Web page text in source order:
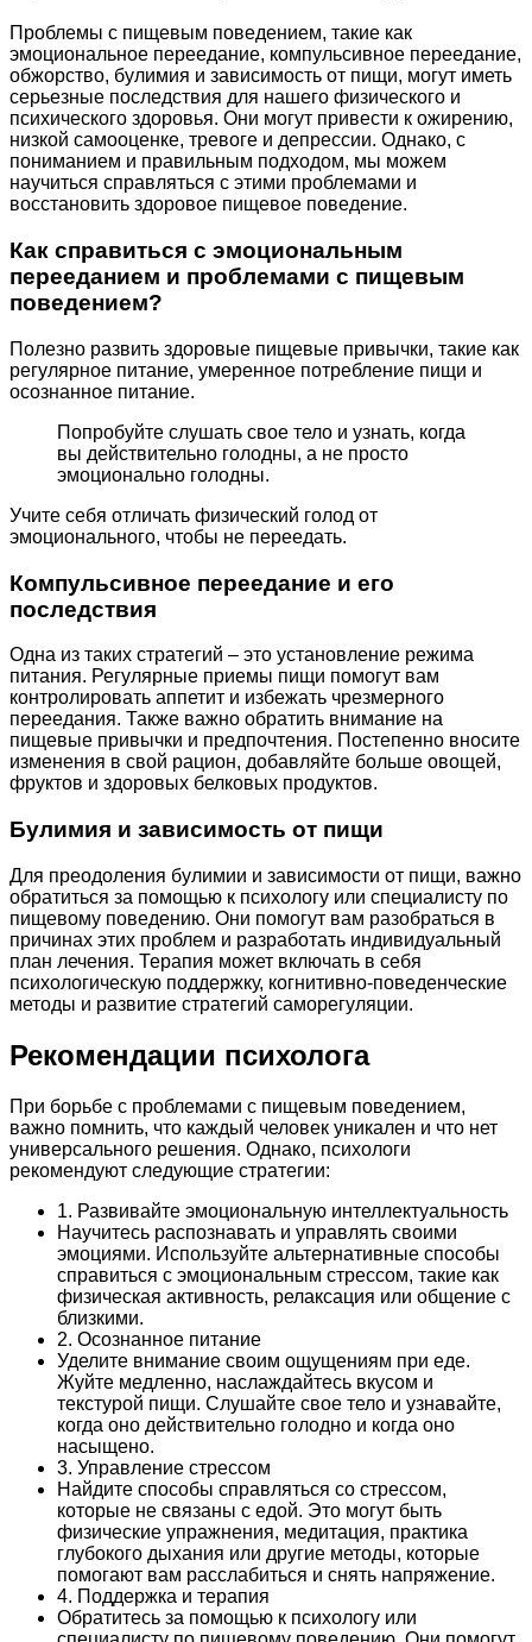
Проблемы с пищевым поведением, такие как
эмоциональное переедание, компульсивное переедание,
обжорство, булимия и зависимость от пищи, могут иметь
серьезные последствия для нашего физического и
психического здоровья. Они могут привести к ожирению,
низкой самооценке, тревоге и депрессии. Однако, с
пониманием и правильным подходом, мы можем
научиться справляться с этими проблемами и
восстановить здоровое пищевое поведение.
Как справиться с эмоциональным
перееданием и проблемами с пищевым
поведением?
Полезно развить здоровые пищевые привычки, такие как
регулярное питание, умеренное потребление пищи и
осознанное питание.
Попробуйте слушать свое тело и узнать, когда
вы действительно голодны, а не просто
эмоционально голодны.
Учите себя отличать физический голод от
эмоционального, чтобы не переедать.
Компульсивное переедание и его
последствия
Одна из таких стратегий – это установление режима
питания. Регулярные приемы пищи помогут вам
контролировать аппетит и избежать чрезмерного
переедания. Также важно обратить внимание на
пищевые привычки и предпочтения. Постепенно вносите
изменения в свой рацион, добавляйте больше овощей,
фруктов и здоровых белковых продуктов.
Булимия и зависимость от пищи
Для преодоления булимии и зависимости от пищи, важно
обратиться за помощью к психологу или специалисту по
пищевому поведению. Они помогут вам разобраться в
причинах этих проблем и разработать индивидуальный
план лечения. Терапия может включать в себя
психологическую поддержку, когнитивно-поведенческие
методы и развитие стратегий саморегуляции.
Рекомендации психолога
При борьбе с проблемами с пищевым поведением,
важно помнить, что каждый человек уникален и что нет
универсального решения. Однако, психологи
рекомендуют следующие стратегии:
1. Развивайте эмоциональную интеллектуальность
Научитесь распознавать и управлять своими
эмоциями. Используйте альтернативные способы
справиться с эмоциональным стрессом, такие как
физическая активность, релаксация или общение с
близкими.
2. Осознанное питание
Уделите внимание своим ощущениям при еде.
Жуйте медленно, наслаждайтесь вкусом и
текстурой пищи. Слушайте свое тело и узнавайте,
когда оно действительно голодно и когда оно
насыщено.
3. Управление стрессом
Найдите способы справляться со стрессом,
которые не связаны с едой. Это могут быть
физические упражнения, медитация, практика
глубокого дыхания или другие методы, которые
помогают вам расслабиться и снять напряжение.
4. Поддержка и терапия
Обратитесь за помощью к психологу или